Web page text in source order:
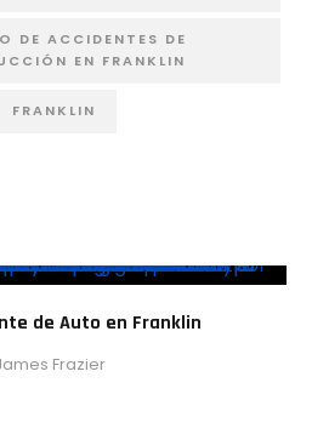
DE ACCIDENTES DE
EN FRANKLIN
FRANKLIN
de Auto en Franklin
Frazier